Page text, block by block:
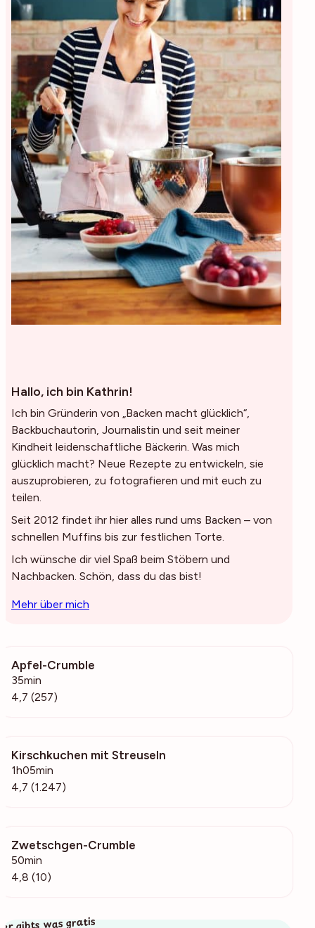
Hallo, ich bin Kathrin!
Ich bin Gründerin von „Backen macht glücklich“,
Backbuchautorin, Journalistin und seit meiner
Kindheit leidenschaftliche Bäckerin. Was mich
glücklich macht? Neue Rezepte zu entwickeln, sie
auszuprobieren, zu fotografieren und mit euch zu
teilen.
Seit 2012 findet ihr hier alles rund ums Backen – von
schnellen Muffins bis zur festlichen Torte.
Ich wünsche dir viel Spaß beim Stöbern und
Nachbacken. Schön, dass du das bist!
Mehr über mich
Apfel-Crumble
35min
4,7 (257)
Kirschkuchen mit Streuseln
1h05min
4,7 (1.247)
Zwetschgen-Crumble
50min
4,8 (10)